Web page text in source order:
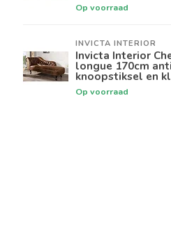
Op voorraad
INVICTA INTERIOR
Invicta Interior
longue 170cm
knoopstiksel en
Op voorraad